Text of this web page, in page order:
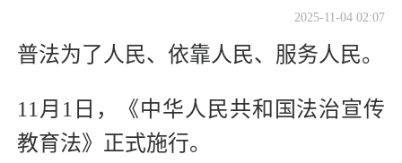
2025-11-04 02:07
普法为了人民、依靠人民、服务人民。
11月1日，《中华人民共和国法治宣传
教育法》正式施行。